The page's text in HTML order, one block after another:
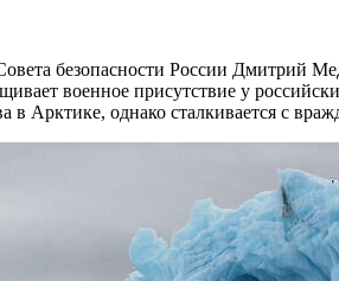
Совета безопасности России
военное присутствие у
в Арктике, однако сталкивается с